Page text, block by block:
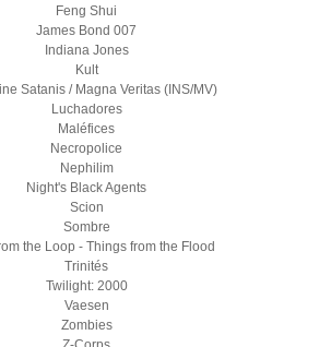
Feng Shui
James Bond 007
Indiana Jones
Kult
Satanis / Magna Veritas (INS/MV)
Luchadores
Maléfices
Necropolice
Nephilim
Night's Black Agents
Scion
Sombre
the Loop - Things from the Flood
Trinités
Twilight: 2000
Vaesen
Zombies